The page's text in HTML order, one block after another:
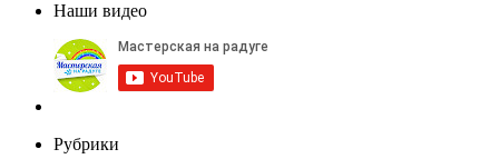
Наши видео
Рубрики